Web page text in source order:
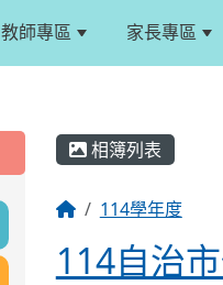
教師專區 家長專區
相簿列表
114學年度
114自治